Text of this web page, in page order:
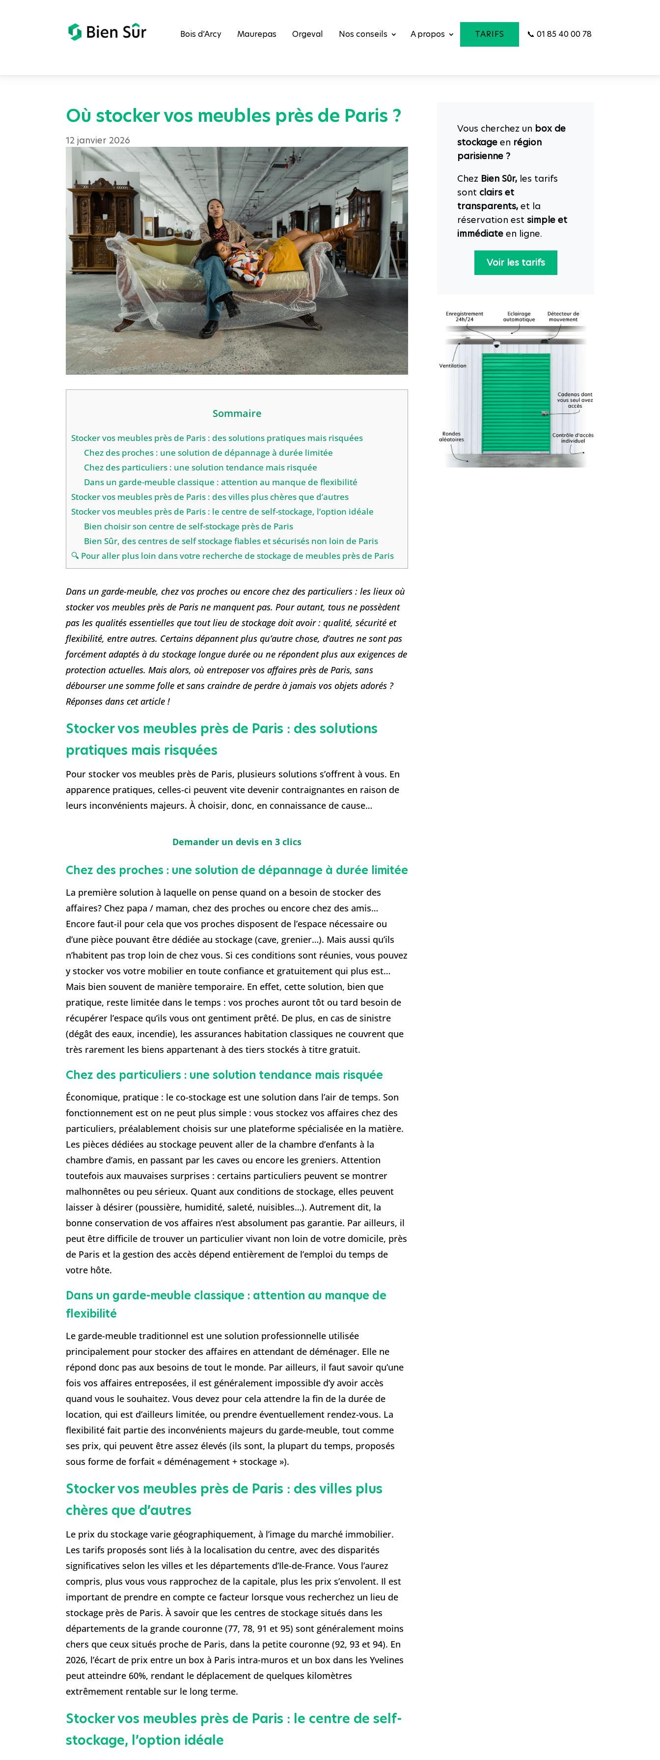
Bois d’Arcy Maurepas Orgeval Nos conseils A propos TARIFS 📞 01 85 40 00 78
Où stocker vos meubles près de Paris ?
12 janvier 2026
Sommaire
Stocker vos meubles près de Paris : des solutions pratiques mais risquées
Chez des proches : une solution de dépannage à durée limitée
Chez des particuliers : une solution tendance mais risquée
Dans un garde-meuble classique : attention au manque de flexibilité
Stocker vos meubles près de Paris : des villes plus chères que d’autres
Stocker vos meubles près de Paris : le centre de self-stockage, l’option idéale
Bien choisir son centre de self-stockage près de Paris
Bien Sûr, des centres de self stockage fiables et sécurisés non loin de Paris
🔍 Pour aller plus loin dans votre recherche de stockage de meubles près de Paris
Dans un garde-meuble, chez vos proches ou encore chez des particuliers : les lieux où
stocker vos meubles près de Paris ne manquent pas. Pour autant, tous ne possèdent
pas les qualités essentielles que tout lieu de stockage doit avoir : qualité, sécurité et
flexibilité, entre autres. Certains dépannent plus qu’autre chose, d’autres ne sont pas
forcément adaptés à du stockage longue durée ou ne répondent plus aux exigences de
protection actuelles. Mais alors, où entreposer vos affaires près de Paris, sans
débourser une somme folle et sans craindre de perdre à jamais vos objets adorés ?
Réponses dans cet article !
Stocker vos meubles près de Paris : des solutions
pratiques mais risquées
Pour stocker vos meubles près de Paris, plusieurs solutions s’offrent à vous. En
apparence pratiques, celles-ci peuvent vite devenir contraignantes en raison de
leurs inconvénients majeurs. À choisir, donc, en connaissance de cause…
Demander un devis en 3 clics
Chez des proches : une solution de dépannage à durée limitée
La première solution à laquelle on pense quand on a besoin de stocker des
affaires? Chez papa / maman, chez des proches ou encore chez des amis…
Encore faut-il pour cela que vos proches disposent de l’espace nécessaire ou
d’une pièce pouvant être dédiée au stockage (cave, grenier…). Mais aussi qu’ils
n’habitent pas trop loin de chez vous. Si ces conditions sont réunies, vous pouvez
y stocker vos votre mobilier en toute confiance et gratuitement qui plus est…
Mais bien souvent de manière temporaire. En effet, cette solution, bien que
pratique, reste limitée dans le temps : vos proches auront tôt ou tard besoin de
récupérer l’espace qu’ils vous ont gentiment prêté. De plus, en cas de sinistre
(dégât des eaux, incendie), les assurances habitation classiques ne couvrent que
très rarement les biens appartenant à des tiers stockés à titre gratuit.
Chez des particuliers : une solution tendance mais risquée
Économique, pratique : le co-stockage est une solution dans l’air de temps. Son
fonctionnement est on ne peut plus simple : vous stockez vos affaires chez des
particuliers, préalablement choisis sur une plateforme spécialisée en la matière.
Les pièces dédiées au stockage peuvent aller de la chambre d’enfants à la
chambre d’amis, en passant par les caves ou encore les greniers. Attention
toutefois aux mauvaises surprises : certains particuliers peuvent se montrer
malhonnêtes ou peu sérieux. Quant aux conditions de stockage, elles peuvent
laisser à désirer (poussière, humidité, saleté, nuisibles…). Autrement dit, la
bonne conservation de vos affaires n’est absolument pas garantie. Par ailleurs, il
peut être difficile de trouver un particulier vivant non loin de votre domicile, près
de Paris et la gestion des accès dépend entièrement de l’emploi du temps de
votre hôte.
Dans un garde-meuble classique : attention au manque de
flexibilité
Le garde-meuble traditionnel est une solution professionnelle utilisée
principalement pour stocker des affaires en attendant de déménager. Elle ne
répond donc pas aux besoins de tout le monde. Par ailleurs, il faut savoir qu’une
fois vos affaires entreposées, il est généralement impossible d’y avoir accès
quand vous le souhaitez. Vous devez pour cela attendre la fin de la durée de
location, qui est d’ailleurs limitée, ou prendre éventuellement rendez-vous. La
flexibilité fait partie des inconvénients majeurs du garde-meuble, tout comme
ses prix, qui peuvent être assez élevés (ils sont, la plupart du temps, proposés
sous forme de forfait « déménagement + stockage »).
Stocker vos meubles près de Paris : des villes plus
chères que d’autres
Le prix du stockage varie géographiquement, à l’image du marché immobilier.
Les tarifs proposés sont liés à la localisation du centre, avec des disparités
significatives selon les villes et les départements d’Ile-de-France. Vous l’aurez
compris, plus vous vous rapprochez de la capitale, plus les prix s’envolent. Il est
important de prendre en compte ce facteur lorsque vous recherchez un lieu de
stockage près de Paris. À savoir que les centres de stockage situés dans les
départements de la grande couronne (77, 78, 91 et 95) sont généralement moins
chers que ceux situés proche de Paris, dans la petite couronne (92, 93 et 94). En
2026, l’écart de prix entre un box à Paris intra-muros et un box dans les Yvelines
peut atteindre 60%, rendant le déplacement de quelques kilomètres
extrêmement rentable sur le long terme.
Stocker vos meubles près de Paris : le centre de self-
stockage, l’option idéale
Vous cherchez un box de
stockage en région
parisienne ?
Chez Bien Sûr, les tarifs
sont clairs et
transparents, et la
réservation est simple et
immédiateen ligne.
Voir les tarifs